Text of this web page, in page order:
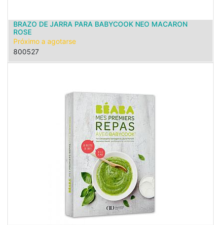
BRAZO DE JARRA PARA BABYCOOK NEO MACARON
ROSE
Próximo a agotarse
800527